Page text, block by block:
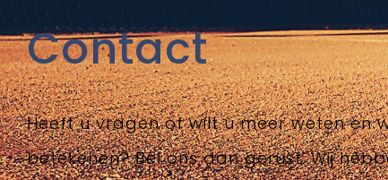
Contact
Heeft u vragen of wilt u meer weten en
betekenen? Bel ons dan gerust. Wij